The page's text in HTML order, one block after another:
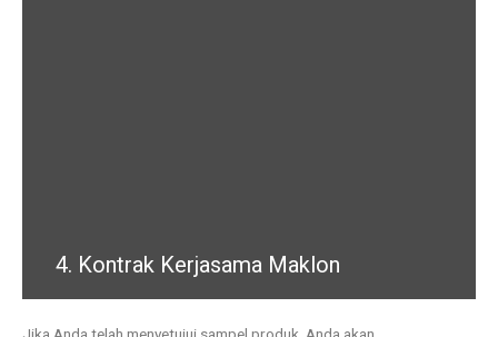
4. Kontrak Kerjasama Maklon
Jika Anda telah menyetujui sampel produk, Anda akan